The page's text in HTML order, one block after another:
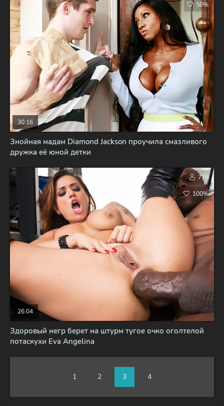
Знойная мадам Diamond Jackson проучила смазливого
дружка её юной детки
30:16
50%
Здоровый негр берет на штурм тугое очко оголтелой
потаскухи Eva Angelina
26:04
776
100%
1 2 3 4